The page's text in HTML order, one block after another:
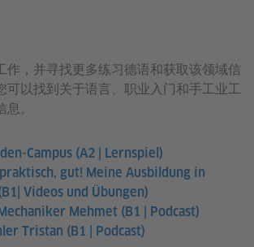
作，并寻找更多练习德语和获取该领域信
可以找到关于语言、职业入门和手工业工
。
Campus (A2 | Lernspiel)
gut! Meine Ausbildung in
Videos und Übungen)
Mehmet (B1 | Podcast)
Tristan (B1 | Podcast)